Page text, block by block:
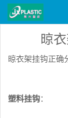
晾
晾衣架挂钩正确
塑料挂钩：